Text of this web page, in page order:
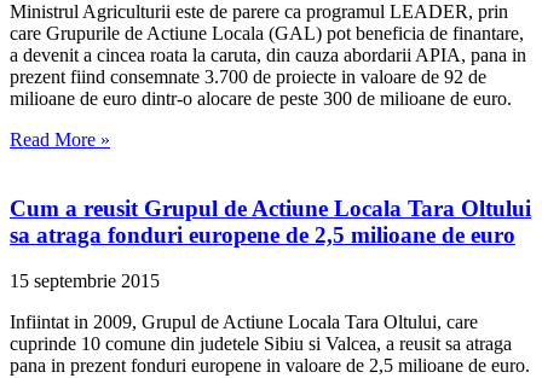
Ministrul Agriculturii este de parere ca programul LEADER, prin
care Grupurile de Actiune Locala (GAL) pot beneficia de finantare,
a devenit a cincea roata la caruta, din cauza abordarii APIA, pana in
prezent fiind consemnate 3.700 de proiecte in valoare de 92 de
milioane de euro dintr-o alocare de peste 300 de milioane de euro.
Read More »
Cum a reusit Grupul de Actiune Locala Tara Oltului
sa atraga fonduri europene de 2,5 milioane de euro
15 septembrie 2015
Infiintat in 2009, Grupul de Actiune Locala Tara Oltului, care
cuprinde 10 comune din judetele Sibiu si Valcea, a reusit sa atraga
pana in prezent fonduri europene in valoare de 2,5 milioane de euro.